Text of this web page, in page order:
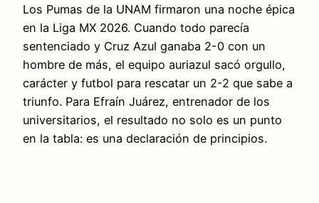
Los Pumas de la UNAM firmaron una noche épica
en la Liga MX 2026. Cuando todo parecía
sentenciado y Cruz Azul ganaba 2-0 con un
hombre de más, el equipo auriazul sacó orgullo,
carácter y futbol para rescatar un 2-2 que sabe a
triunfo. Para Efraín Juárez, entrenador de los
universitarios, el resultado no solo es un punto
en la tabla: es una declaración de principios.